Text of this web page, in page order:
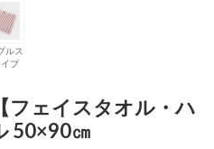
ルス
イプ
フェイスタオル・ハ
50×90㎝